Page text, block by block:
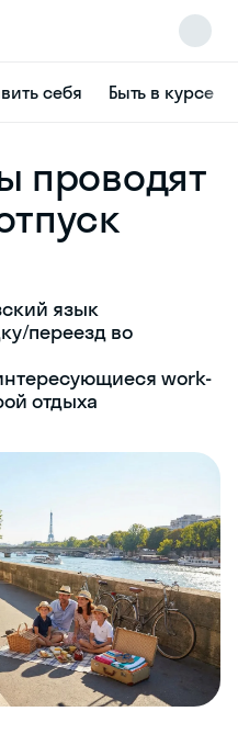
себя Быть в курсе
проводят
язык
переезд во
work-
отдыха